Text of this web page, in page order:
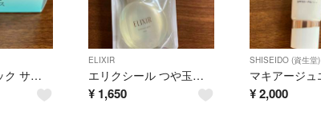
HAKU ボタニック サイエンス 薬用 美容液クッションコンパクト オークル20
ELIXIR
エリクシール つや玉ミスト 美容液 エイジングケア 保湿 化粧持ちアップ(8
¥ 1,650
SHISEIDO (資生堂)
¥2,000